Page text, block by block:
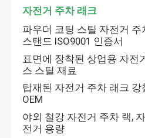
야외 재활용 플라스틱 벤치
야외 피크닉용 테이블
야외 테이블 벤치
자전거 주차 래크
파우더 코팅 스틸 자전거
스탠드 ISO9001 인증서
표면에 장착된 상업용 자전
스 스틸 재료
탑재된 자전거 주차 래크 강
OEM
야외 철강 자전거 주차 랙,
전거 용량